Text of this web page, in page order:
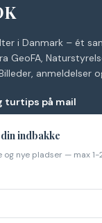
i Danmark – ét
GeoFA,
anmeldelser
turtips på mail
indbakke
nye pladser — max 1-